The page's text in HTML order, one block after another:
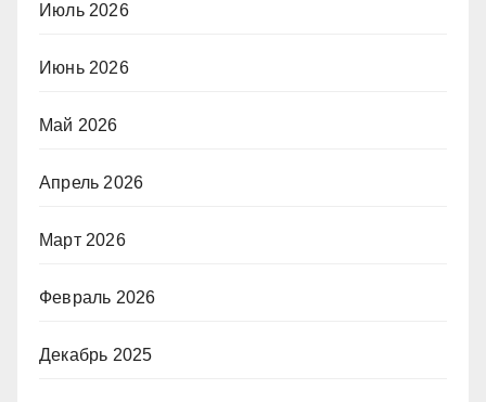
Июль 2026
Июнь 2026
Май 2026
Апрель 2026
Март 2026
Февраль 2026
Декабрь 2025